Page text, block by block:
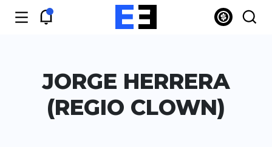
JORGE HERRERA
(REGIO CLOWN)